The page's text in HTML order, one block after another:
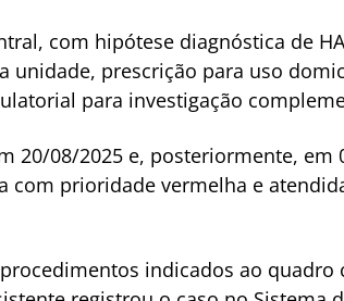
com hipótese diagnóstica de
unidade, prescrição para uso
para investigação
20/08/2025 e, posteriormente, em
com prioridade vermelha e
indicados ao quadro